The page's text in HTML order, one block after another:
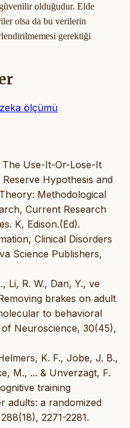
olduğudur. Elde
olsa da bu verilerin
gerektiği
zeka ölçümü
Use-It-Or-Lose-It
Hypothesis and
Methodological
Current Research
K, Edison.(Ed).
Clinical Disorders
Science Publishers,
Li, R. W., Dan, Y., ve
brakes on adult
to behavioral
Neuroscience, 30(45),
K. F., Jobe, J. B.,
M., ... & Unverzagt, F.
training
adults: a randomized
2271-2281.